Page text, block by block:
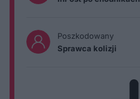
Poszkodowany
Sprawca kolizji